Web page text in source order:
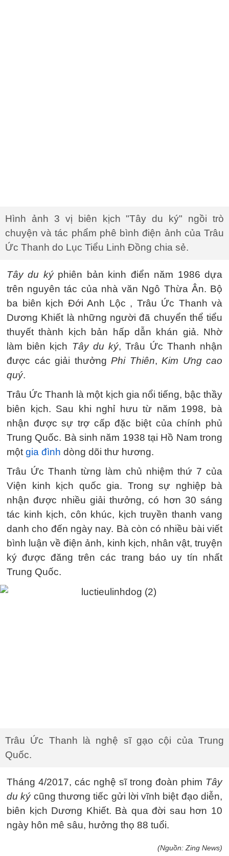
Hình ảnh 3 vị biên kịch "Tây du ký" ngồi trò
chuyện và tác phẩm phê bình điện ảnh của Trâu
Ức Thanh do Lục Tiểu Linh Đồng chia sẻ.
Tây du kýphiên bản kinh điển năm 1986 dựa
trên nguyên tác của nhà văn Ngô Thừa Ân. Bộ
ba biên kịch Đới Anh Lộc , Trâu Ức Thanh và
Dương Khiết là những người đã chuyển thể tiểu
thuyết thành kịch bản hấp dẫn khán giả. Nhờ
làm biên kịch Tây du ký, Trâu Ức Thanh nhận
được các giải thưởng Phi Thiên, Kim Ưng cao
quý.
Trâu Ức Thanh là một kịch gia nổi tiếng, bậc thầy
biên kịch. Sau khi nghỉ hưu từ năm 1998, bà
nhận được sự trợ cấp đặc biệt của chính phủ
Trung Quốc. Bà sinh năm 1938 tại Hồ Nam trong
một gia đình dòng dõi thư hương.
Trâu Ức Thanh từng làm chủ nhiệm thứ 7 của
Viện kinh kịch quốc gia. Trong sự nghiệp bà
nhận được nhiều giải thưởng, có hơn 30 sáng
tác kinh kịch, côn khúc, kịch truyền thanh vang
danh cho đến ngày nay. Bà còn có nhiều bài viết
bình luận về điện ảnh, kinh kịch, nhân vật, truyện
ký được đăng trên các trang báo uy tín nhất
Trung Quốc.
Trâu Ức Thanh là nghệ sĩ gạo cội của Trung
Quốc.
Tháng 4/2017, các nghệ sĩ trong đoàn phim Tây
du ký cũng thương tiếc gửi lời vĩnh biệt đạo diễn,
biên kịch Dương Khiết. Bà qua đời sau hơn 10
ngày hôn mê sâu, hưởng thọ 88 tuổi.
(Nguồn: Zing News)